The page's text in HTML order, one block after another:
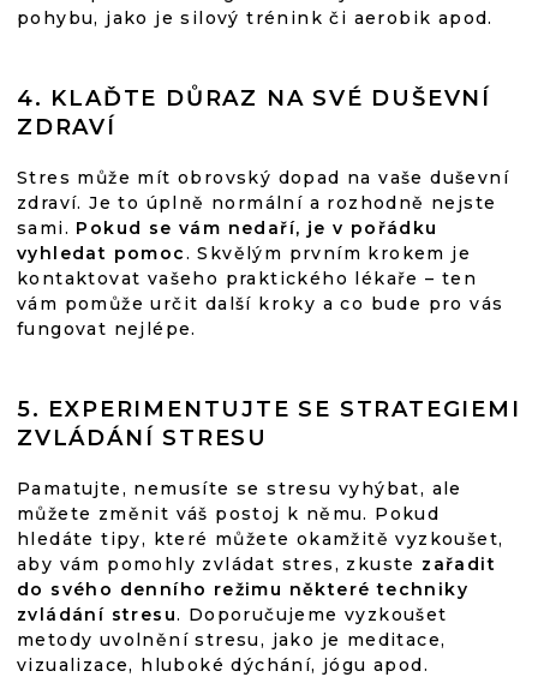
pohybu, jako je silový trénink či aerobik apod.
4. KLAĎTE DŮRAZ NA SVÉ DUŠEVNÍ
ZDRAVÍ
Stres může mít obrovský dopad na vaše duševní
zdraví. Je to úplně normální a rozhodně nejste
sami. Pokud se vám nedaří, je v pořádku
vyhledat pomoc. Skvělým prvním krokem je
kontaktovat vašeho praktického lékaře – ten
vám pomůže určit další kroky a co bude pro vás
fungovat nejlépe.
5. EXPERIMENTUJTE SE STRATEGIEMI
ZVLÁDÁNÍ STRESU
Pamatujte, nemusíte se stresu vyhýbat, ale
můžete změnit váš postoj k němu. Pokud
hledáte tipy, které můžete okamžitě vyzkoušet,
aby vám pomohly zvládat stres, zkuste zařadit
do svého denního režimu některé techniky
zvládání stresu. Doporučujeme vyzkoušet
metody uvolnění stresu, jako je meditace,
vizualizace, hluboké dýchání, jógu apod.